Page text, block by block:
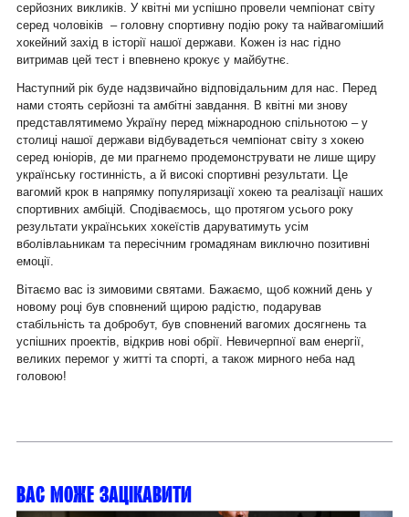
серйозних викликів. У квітні ми успішно провели чемпіонат світу
серед чоловіків – головну спортивну подію року та найвагоміший
хокейний захід в історії нашої держави. Кожен із нас гідно
витримав цей тест і впевнено крокує у майбутнє.
Наступний рік буде надзвичайно відповідальним для нас. Перед
нами стоять серйозні та амбітні завдання. В квітні ми знову
представлятимемо Україну перед міжнародною спільнотою – у
столиці нашої держави відбувадеться чемпіонат світу з хокею
серед юніорів, де ми прагнемо продемонструвати не лише щиру
українську гостинність, а й високі спортивні результати. Це
вагомий крок в напрямку популяризації хокею та реалізації наших
спортивних амбіцій. Сподіваємось, що протягом усього року
результати українських хокеїстів даруватимуть усім
вболівлаьникам та пересічним громадянам виключно позитивні
емоції.
Вітаємо вас із зимовими святами. Бажаємо, щоб кожний день у
новому році був сповнений щирою радістю, подарував
стабільність та добробут, був сповнений вагомих досягнень та
успішних проектів, відкрив нові обрії. Невичерпної вам енергії,
великих перемог у житті та спорті, а також мирного неба над
головою!
Вас може зацікавити